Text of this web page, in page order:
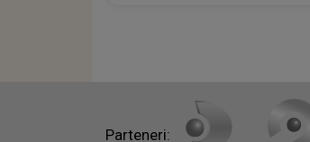
Parteneri: